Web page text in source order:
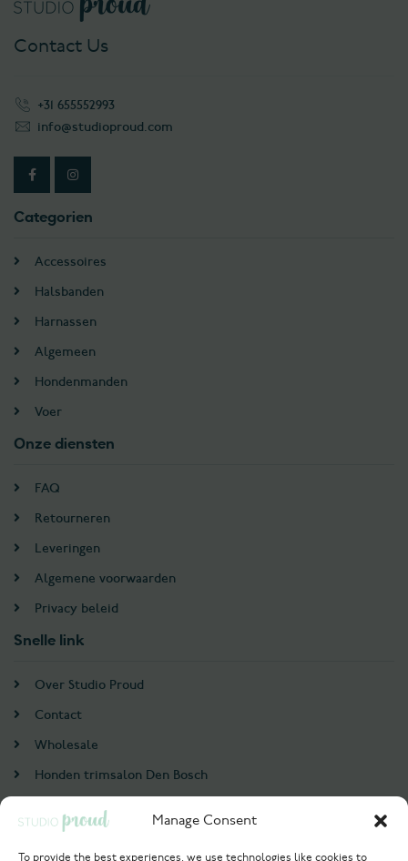
Manage Consent
To provide the best experiences, we use technologies like cookies to
Contact Us
+31 655552993
info@studioproud.com
Categorien
Accessoires
Halsbanden
Harnassen
Algemeen
Hondenmanden
Voer
Onze diensten
FAQ
Retourneren
Leveringen
Algemene voorwaarden
Privacy beleid
Snelle link
Over Studio Proud
Contact
Wholesale
Honden trimsalon Den Bosch